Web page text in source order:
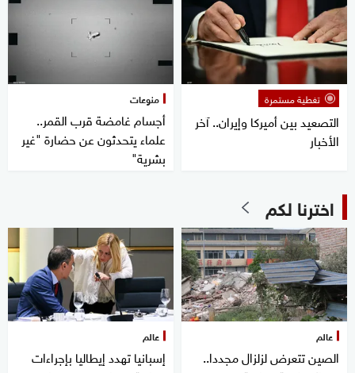
تغطية مستمرة
التصعيد بين أميركا وإيران.. آخر
الأخبار
منوعات
أجسام غامضة قرب القمر..
علماء يتحدثون عن حضارة "غير
بشرية"
اخترنا لكم
عالم
الصين تتعرض لزلزال مجددا..
عالم
إسبانيا تهدد إيطاليا بإجراءات